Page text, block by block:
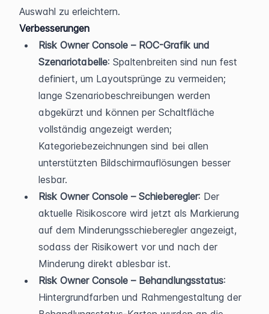
Auswahl zu erleichtern.
Verbesserungen
Risk Owner Console – ROC-Grafik und
Szenariotabelle: Spaltenbreiten sind nun fest
definiert, um Layoutsprünge zu vermeiden;
lange Szenariobeschreibungen werden
abgekürzt und können per Schaltfläche
vollständig angezeigt werden;
Kategoriebezeichnungen sind bei allen
unterstützten Bildschirmauflösungen besser
lesbar.
Risk Owner Console – Schieberegler: Der
aktuelle Risikoscore wird jetzt als Markierung
auf dem Minderungsschieberegler angezeigt,
sodass der Risikowert vor und nach der
Minderung direkt ablesbar ist.
Risk Owner Console – Behandlungsstatus:
Hintergrundfarben und Rahmengestaltung der